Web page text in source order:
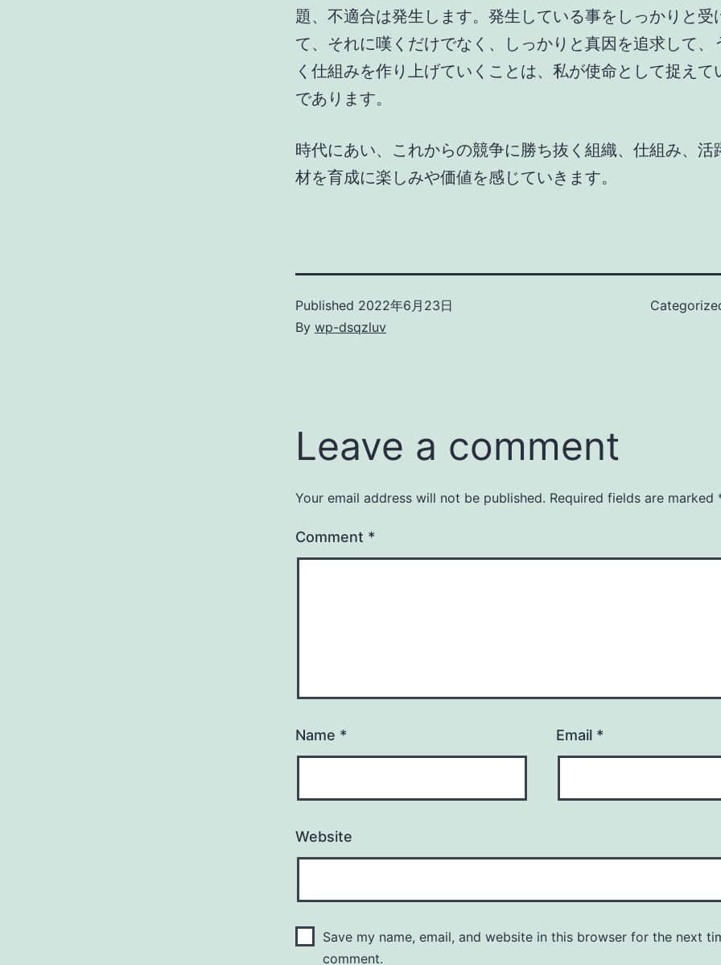
題、不適合は発生します。発生している事をしっかりと受
て、それに嘆くだけでなく、しっかりと真因を追求して、
く仕組みを作り上げていくことは、私が使命として捉えて
であります。
時代にあい、これからの競争に勝ち抜く組織、仕組み、活
材を育成に楽しみや価値を感じていきます。
Published 2022年6月23日
By wp-dsqzluv
Leave a comment
Your email address will not be published. Required fields are marked
Comment *
Name * Email *
Website
Save my name, email, and website in this browser for the next
comment.